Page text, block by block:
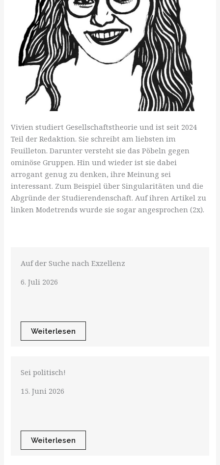
Vivien studiert Gesellschaftstheorie und ist seit 2024
Teil der Redaktion. Sie schreibt am liebsten im
Feuilleton. Darunter versteht sie das Pöbeln gegen
ominöse Gruppen. Hin und wieder ist sie dabei
arrogant genug zu denken, ihre Meinung sei
interessant. Zum Beispiel über Singularitäten und die
Abgründe der Studierendenschaft. Auf ihren Artikel zu
linken Modetrends wurde sie sogar angesprochen (2x).
Auf der Suche nach Exzellenz
6. Juli 2026
Weiterlesen
Sei politisch!
15. Juni 2026
Weiterlesen